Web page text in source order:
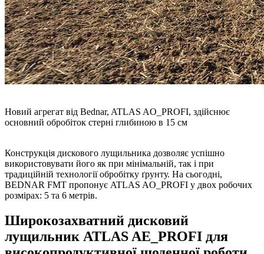
Новий агрегат від Bednar, ATLAS AO_PROFI, здійснює
основний обробіток стерні глибиною в 15 см
Конструкція дискового лущильника дозволяє успішно
використовувати його як при мінімальній, так і при
традиційній технології обробітку ґрунту. На сьогодні,
BEDNAR FMT пропонує ATLAS AO_PROFI у двох робочих
розмірах: 5 та 6 метрів.
Широкозахватний дисковий
лущильник ATLAS AE_PROFI для